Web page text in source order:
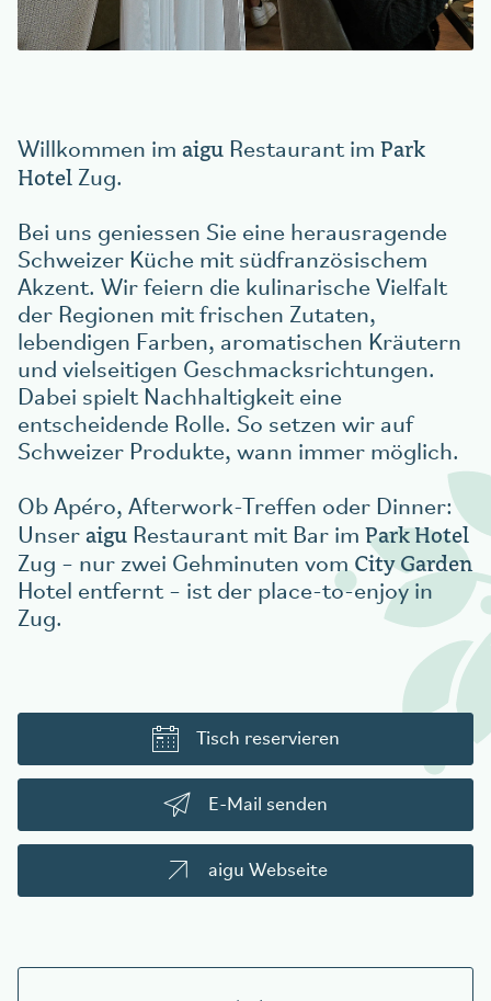
aigu Restaurant
Willkommen im aigu Restaurant im Park
Hotel Zug.
Bei uns geniessen Sie eine herausragende
Schweizer Küche mit südfranzösischem
Akzent. Wir feiern die kulinarische Vielfalt
der Regionen mit frischen Zutaten,
lebendigen Farben, aromatischen Kräutern
und vielseitigen Geschmacksrichtungen.
Dabei spielt Nachhaltigkeit eine
entscheidende Rolle. So setzen wir auf
Schweizer Produkte, wann immer möglich.
Ob Apéro, Afterwork-Treffen oder Dinner:
Unser aigu Restaurant mit Bar im Park Hotel
Zug – nur zwei Gehminuten vomCity Garden
Hotel entfernt – ist der place-to-enjoy in
Zug.
Tisch reservieren
E-Mail senden
aigu Webseite